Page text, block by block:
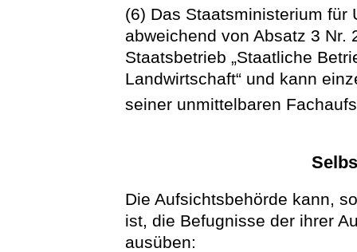
(6) Das Staatsministerium für
abweichend von Absatz 3 Nr.
Staatsbetrieb „Staatliche
Landwirtschaft“ und kann
seiner unmittelbaren
Die Aufsichtsbehörde kann,
ist, die Befugnisse der ihrer
ausüben: